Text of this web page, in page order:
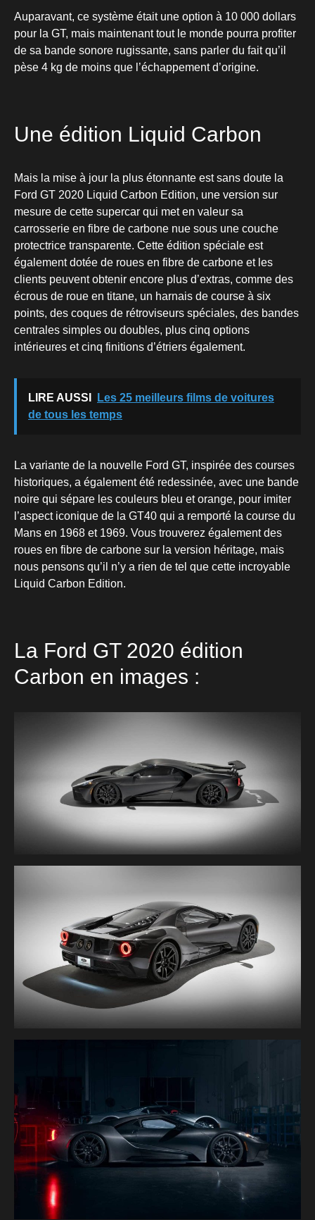
Auparavant, ce système était une option à 10 000 dollars
pour la GT, mais maintenant tout le monde pourra profiter
de sa bande sonore rugissante, sans parler du fait qu’il
pèse 4 kg de moins que l’échappement d’origine.
Une édition Liquid Carbon
Mais la mise à jour la plus étonnante est sans doute la
Ford GT 2020 Liquid Carbon Edition, une version sur
mesure de cette supercar qui met en valeur sa
carrosserie en fibre de carbone nue sous une couche
protectrice transparente. Cette édition spéciale est
également dotée de roues en fibre de carbone et les
clients peuvent obtenir encore plus d’extras, comme des
écrous de roue en titane, un harnais de course à six
points, des coques de rétroviseurs spéciales, des bandes
centrales simples ou doubles, plus cinq options
intérieures et cinq finitions d’étriers également.
LIRE AUSSI
Les 25 meilleurs films de voitures
de tous les temps
La variante de la nouvelle Ford GT, inspirée des courses
historiques, a également été redessinée, avec une bande
noire qui sépare les couleurs bleu et orange, pour imiter
l’aspect iconique de la GT40 qui a remporté la course du
Mans en 1968 et 1969. Vous trouverez également des
roues en fibre de carbone sur la version héritage, mais
nous pensons qu’il n’y a rien de tel que cette incroyable
Liquid Carbon Edition.
La Ford GT 2020 édition
Carbon en images :